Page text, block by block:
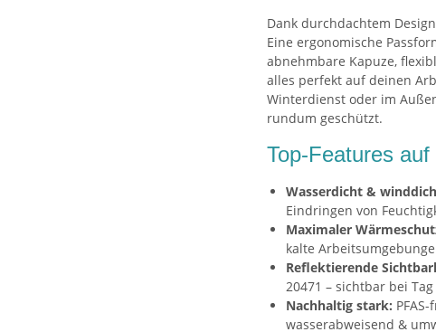
Dank durchdachtem
Eine ergonomische
abnehmbare Kapuze,
alles perfekt auf deinen
Winterdienst oder im
rundum geschützt.
Top-Features
Wasserdicht &
Eindringen von
Maximaler
kalte
Reflektierende
20471 – sichtbar bei
Nachhaltig stark:
wasserabweisend &